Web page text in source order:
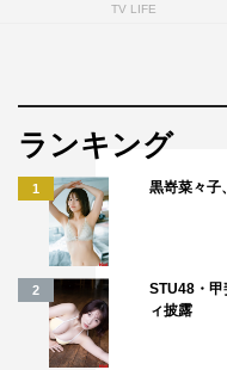
夫！」とアドバイスさ
してます！（笑）」と
ス！』で一緒やったん
ってました（笑）」と
堀北真希の妹・
演経験のある中居は、
はのビジュアルに感心
居は、NANAMIにスタ
TV LIFE
ランキング
1 黒嵜菜々子
2
STU48・甲
ィ披露